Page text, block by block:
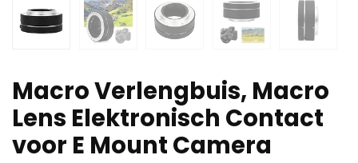
Macro Verlengbuis, Macro
Lens Elektronisch Contact
voor E Mount Camera